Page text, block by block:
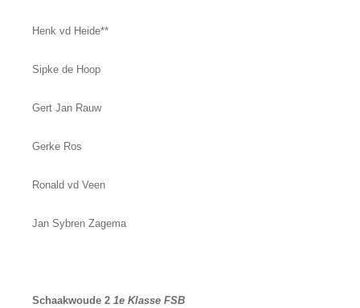
Henk vd Heide**
Sipke de Hoop
Gert Jan Rauw
Gerke Ros
Ronald vd Veen
Jan Sybren Zagema
Schaakwoude 2 1e Klasse FSB